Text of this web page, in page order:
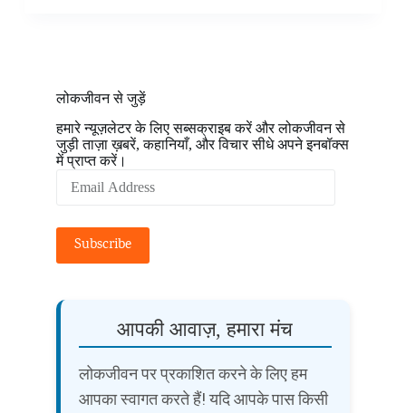
लोकजीवन से जुड़ें
हमारे न्यूज़लेटर के लिए सब्सक्राइब करें और लोकजीवन से
जुड़ी ताज़ा ख़बरें, कहानियाँ, और विचार सीधे अपने इनबॉक्स
में प्राप्त करें।
Address
Subscribe
आपकी आवाज़, हमारा मंच
लोकजीवन पर प्रकाशित करने के लिए हम
आपका स्वागत करते हैं! यदि आपके पास किसी